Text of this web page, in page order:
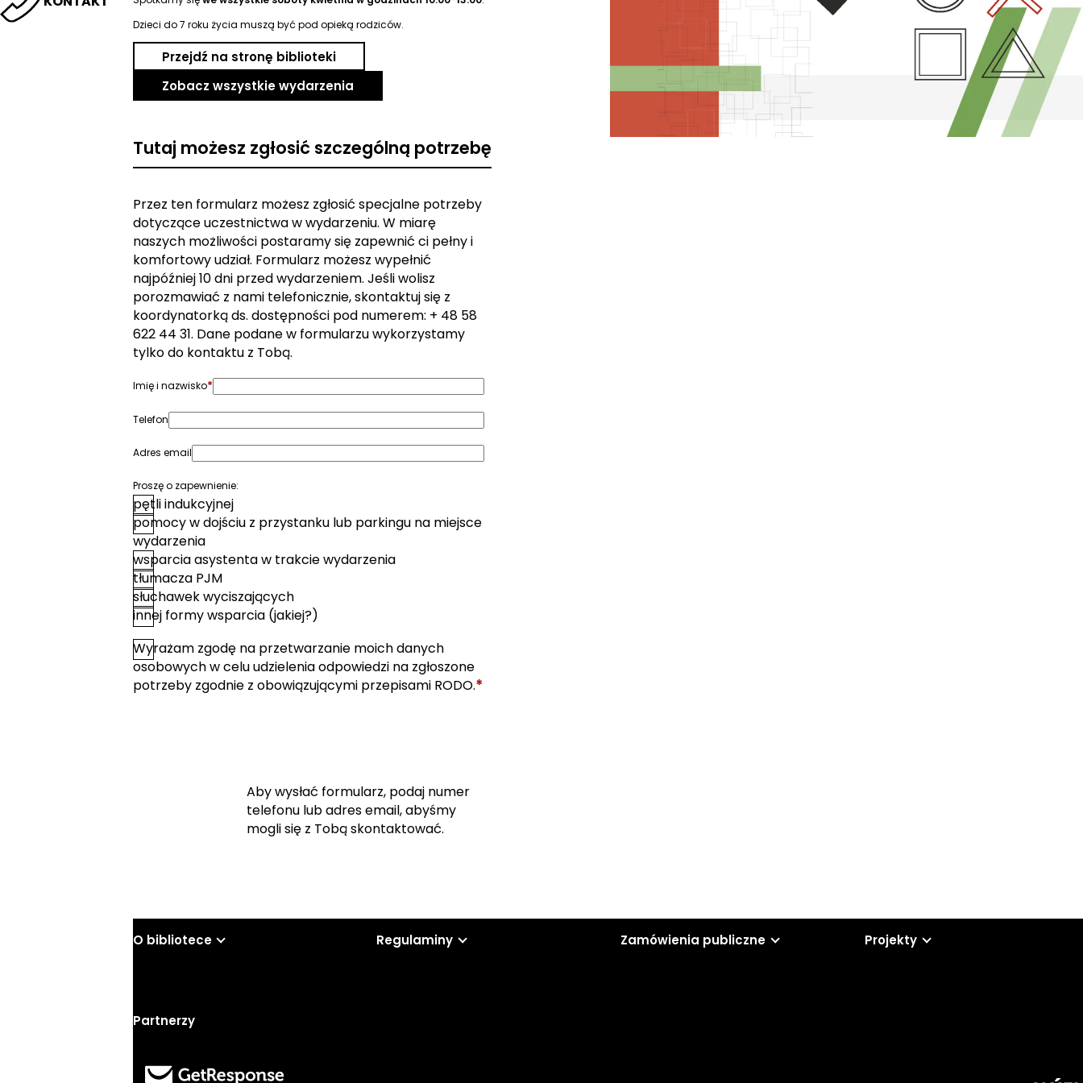
Dzieci do 7 roku życia muszą być pod opieką rodziców.
Przejdź na stronę biblioteki
Zobacz wszystkie wydarzenia
Tutaj możesz zgłosić szczególną potrzebę
Przez ten formularz możesz zgłosić specjalne potrzeby
dotyczące uczestnictwa w wydarzeniu. W miarę
naszych możliwości postaramy się zapewnić ci pełny i
komfortowy udział. Formularz możesz wypełnić
najpóźniej 10 dni przed wydarzeniem. Jeśli wolisz
porozmawiać z nami telefonicznie, skontaktuj się z
koordynatorką ds. dostępności pod numerem: + 48 58
622 44 31. Dane podane w formularzu wykorzystamy
tylko do kontaktu z Tobą.
Imię i nazwisko*
Telefon
Adres email
Proszę o zapewnienie:
pętli indukcyjnej
pomocy w dojściu z przystanku lub parkingu na miejsce
wydarzenia
wsparcia asystenta w trakcie wydarzenia
tłumacza PJM
słuchawek wyciszających
innej formy wsparcia (jakiej?)
Zgoda*
Wyrażam zgodę na przetwarzanie moich danych
osobowych w celu udzielenia odpowiedzi na zgłoszone
potrzeby zgodnie z obowiązującymi przepisami RODO.*
Aby wysłać formularz, podaj numer
telefonu lub adres email, abyśmy
mogli się z Tobą skontaktować.
O bibliotece Regulaminy Zamówienia publiczne Projekty
Partnerzy